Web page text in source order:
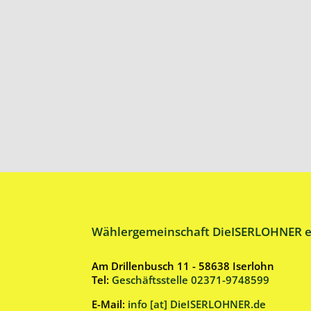
Wählergemeinschaft DieISERLOHNER
Am Drillenbusch 11 - 58638 Iserlohn
Tel: Geschäftsstelle 02371-9748599
E-Mail: info [at] DieISERLOHNER.de